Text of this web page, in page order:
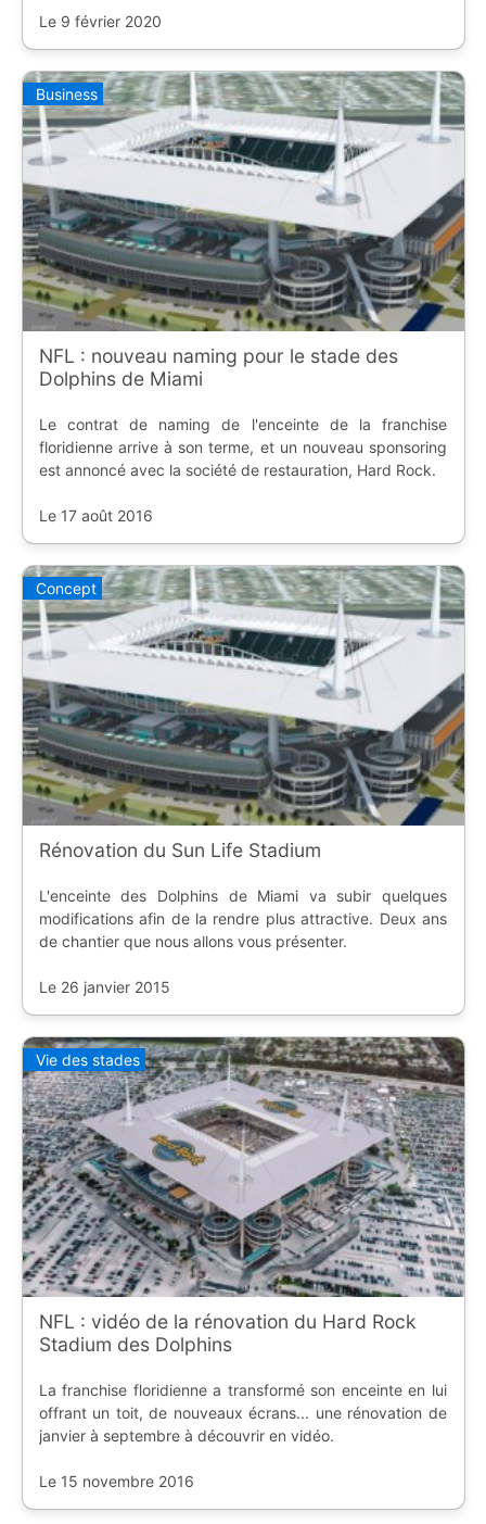
Le 9 février 2020
Business
NFL : nouveau naming pour le stade des
Dolphins de Miami
Le contrat de naming de l'enceinte de la franchise
floridienne arrive à son terme, et un nouveau sponsoring
est annoncé avec la société de restauration, Hard Rock.
Le 17 août 2016
Concept
Rénovation du Sun Life Stadium
L'enceinte des Dolphins de Miami va subir quelques
modifications afin de la rendre plus attractive. Deux ans
de chantier que nous allons vous présenter.
Le 26 janvier 2015
Vie des stades
NFL : vidéo de la rénovation du Hard Rock
Stadium des Dolphins
La franchise floridienne a transformé son enceinte en lui
offrant un toit, de nouveaux écrans... une rénovation de
janvier à septembre à découvrir en vidéo.
Le 15 novembre 2016